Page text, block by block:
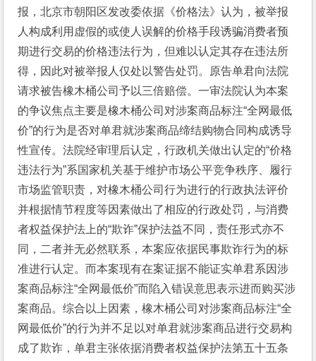
报，北京市朝阳区发改委依据《价格法》认为，被举报
人构成利用虚假的或使人误解的价格手段诱骗消费者预
期进行交易的价格违法行为，但难以认定其存在违法所
得，因此对被举报人仅处以警告处罚。原告单君向法院
请求被告橡木桶公司予以三倍赔偿。一审法院认为本案
的争议焦点主要是橡木桶公司对涉案商品标注“全网最低
价”的行为是否对单君就涉案商品缔结购物合同构成诱导
性宣传。法院经审理后认定，行政机关做出认定的“价格
违法行为”系国家机关基于维护市场公平竞争秩序、履行
市场监管职责，对橡木桶公司行为进行的行政执法评价
并根据情节程度等因素做出了相应的行政处罚，与消费
者权益保护法上的“欺诈”保护法益不同，责任形式亦不
同，二者并无必然联系，本案应依据民事欺诈行为的标
准进行认定。而本案现有在案证据不能证实单君系因涉
案商品标注“全网最低价”而陷入错误意思表示进而购买涉
案商品。综合以上因素，橡木桶公司对涉案商品标注“全
网最低价”的行为并不足以对单君就涉案商品进行交易构
成了欺诈，单君主张依据消费者权益保护法第五十五条